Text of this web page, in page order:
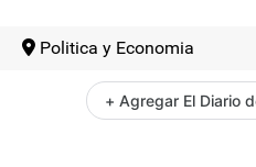
Politica y Economia
+ Agregar El Diario